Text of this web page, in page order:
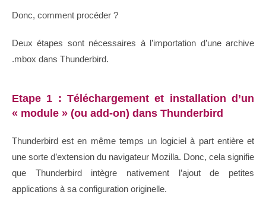
Donc, comment procéder ?
Deux étapes sont nécessaires à l’importation d’une archive
.mbox dans Thunderbird.
Etape 1 : Téléchargement et installation d’un
« module » (ou add-on) dans Thunderbird
Thunderbird est en même temps un logiciel à part entière et
une sorte d’extension du navigateur Mozilla. Donc, cela signifie
que Thunderbird intègre nativement l’ajout de petites
applications à sa configuration originelle.